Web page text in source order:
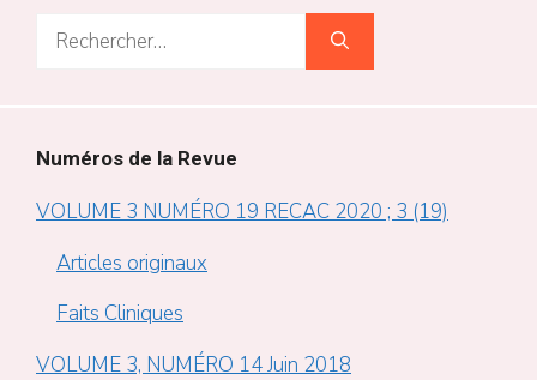
Rechercher :
Numéros de la Revue
VOLUME 3 NUMÉRO 19 RECAC 2020 ; 3 (19)
Articles originaux
Faits Cliniques
VOLUME 3, NUMÉRO 14 Juin 2018